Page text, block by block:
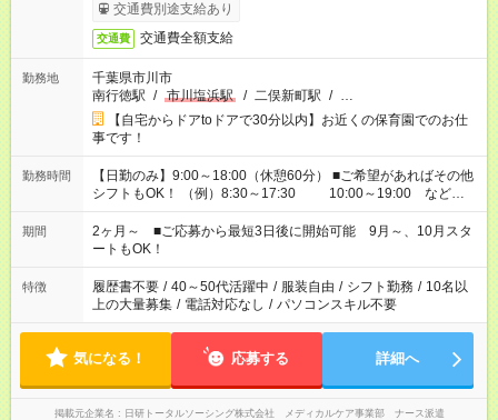
交通費別途支給あり
交通費 交通費全額支給
勤務地
千葉県市川市
南行徳駅 / 市川塩浜駅 / 二俣新町駅 / …
【自宅からドアtoドアで30分以内】お近くの保育園でのお仕
事です！
勤務時間
【日勤のみ】9:00～18:00（休憩60分） ■ご希望があればその他
シフトもOK！ （例）8:30～17:30 10:00～19:00 など
「家族とお休みを合わせたい」 「余裕を持って夕飯の準備がし
たい」 「できれば残業はしたくない」 など、ご希望があれば教
えてくださいね。 ※Wワーク希望の方へ 今ご覧のお仕事で希望
する勤務時間と、もう1つのお仕事の勤務時間。 合計で週40時
間を超える場合は応募できません
期間
2ヶ月～ ■ご応募から最短3日後に開始可能 9月～、10月スタ
ートもOK！
特徴 履歴書不要 / 40～50代活躍中 / 服装自由 / シフト勤務 / 10名以
上の大量募集 / 電話対応なし / パソコンスキル不要
気になる！ 応募する 詳細へ
掲載元企業名 日研トータルソーシング株式会社 メディカルケア事業部 ナース派遣